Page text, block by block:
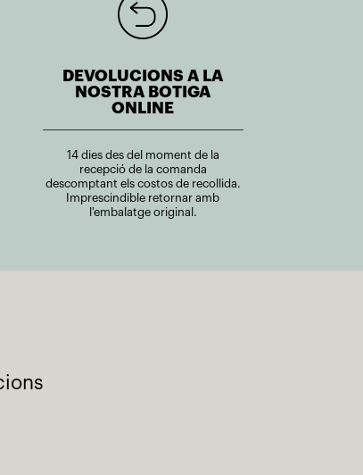
DEVOLUCIONS A LA
NOSTRA BOTIGA
ONLINE
14 dies des del moment de la
recepció de la comanda
descomptant els costos de recollida.
Imprescindible retornar amb
l'embalatge original.